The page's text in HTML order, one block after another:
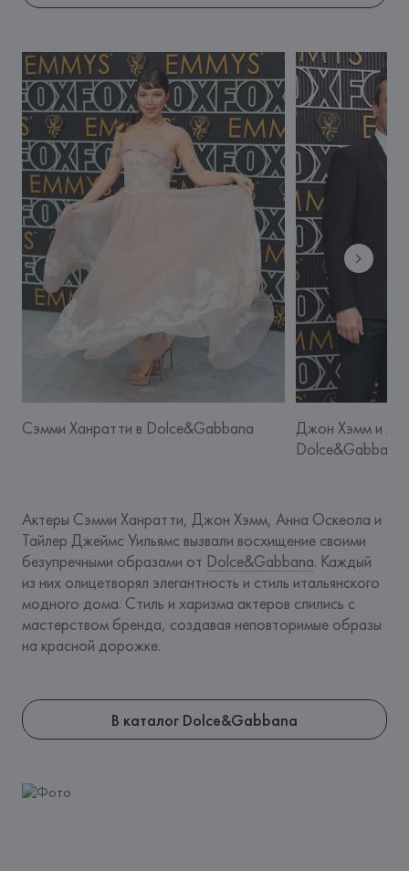
Сэмми Ханратти в Dolce&Gabbana
Джон Хэмм и
Dolce&Gabbana
Актеры Сэмми Ханратти, Джон Хэмм, Анна Оскеола и
Тайлер Джеймс Уильямс вызвали восхищение своими
безупречными образами от Dolce&Gabbana. Каждый
из них олицетворял элегантность и стиль итальянского
модного дома. Стиль и харизма актеров слились с
мастерством бренда, создавая неповторимые образы
на красной дорожке.
В каталог Dolce&Gabbana